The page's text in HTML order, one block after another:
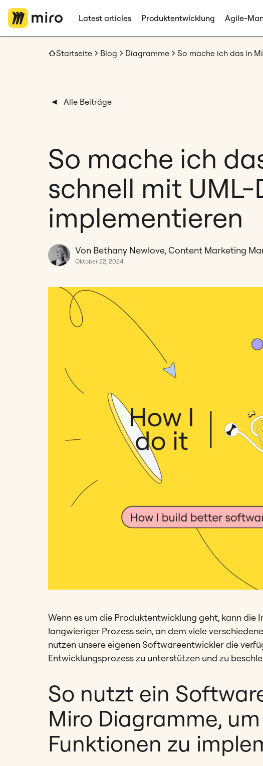
Latest articles Produktentwicklung Agile-
Startseite Blog Diagramme
Alle Beiträge
So mache ich
schnell mit
implementieren
Von Bethany Newlove, Content Marketing
Oktober 22, 2024
Wenn es um die Produktentwicklung geht, kann die
langwieriger Prozess sein, an dem viele
nutzen unsere eigenen Softwareentwickler die
Entwicklungsprozess zu unterstützen und zu
So nutzt ein
Miro Diagramme,
Funktionen zu